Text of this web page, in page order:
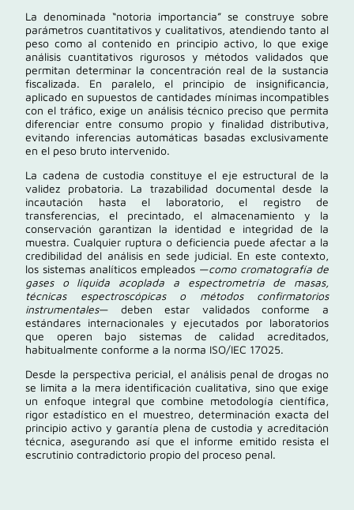
La denominada “notoria importancia” se construye sobre
parámetros cuantitativos y cualitativos, atendiendo tanto al
peso como al contenido en principio activo, lo que exige
análisis cuantitativos rigurosos y métodos validados que
permitan determinar la concentración real de la sustancia
fiscalizada. En paralelo, el principio de insignificancia,
aplicado en supuestos de cantidades mínimas incompatibles
con el tráfico, exige un análisis técnico preciso que permita
diferenciar entre consumo propio y finalidad distributiva,
evitando inferencias automáticas basadas exclusivamente
en el peso bruto intervenido.
La cadena de custodia constituye el eje estructural de la
validez probatoria. La trazabilidad documental desde la
incautación hasta el laboratorio, el registro de
transferencias, el precintado, el almacenamiento y la
conservación garantizan la identidad e integridad de la
muestra. Cualquier ruptura o deficiencia puede afectar a la
credibilidad del análisis en sede judicial. En este contexto,
los sistemas analíticos empleados —como cromatografía de
gases o líquida acoplada a espectrometría de masas,
técnicas espectroscópicas o métodos confirmatorios
instrumentales— deben estar validados conforme a
estándares internacionales y ejecutados por laboratorios
que operen bajo sistemas de calidad acreditados,
habitualmente conforme a la norma ISO/IEC 17025.
Desde la perspectiva pericial, el análisis penal de drogas no
se limita a la mera identificación cualitativa, sino que exige
un enfoque integral que combine metodología científica,
rigor estadístico en el muestreo, determinación exacta del
principio activo y garantía plena de custodia y acreditación
técnica, asegurando así que el informe emitido resista el
escrutinio contradictorio propio del proceso penal.